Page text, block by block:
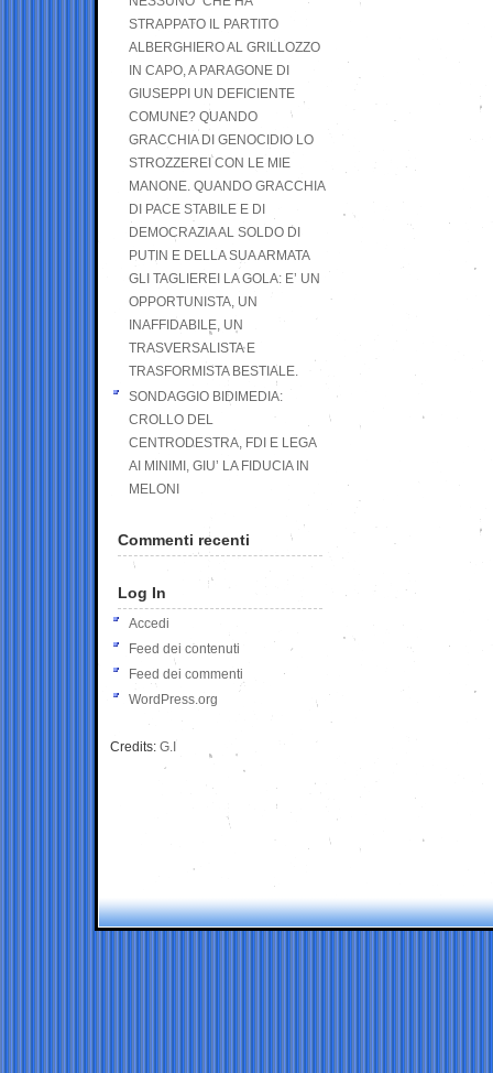
STRAPPATO IL PARTITO
ALBERGHIERO AL GRILLOZZO
IN CAPO, A PARAGONE DI
GIUSEPPI UN DEFICIENTE
COMUNE? QUANDO
GRACCHIA DI GENOCIDIO LO
STROZZEREI CON LE MIE
MANONE. QUANDO GRACCHIA
DI PACE STABILE E DI
DEMOCRAZIA AL SOLDO DI
PUTIN E DELLA SUA ARMATA
GLI TAGLIEREI LA GOLA: E’ UN
OPPORTUNISTA, UN
INAFFIDABILE, UN
TRASVERSALISTA E
TRASFORMISTA BESTIALE.
SONDAGGIO BIDIMEDIA:
CROLLO DEL
CENTRODESTRA, FDI E LEGA
AI MINIMI, GIU’ LA FIDUCIA IN
MELONI
Commenti recenti
Log In
Accedi
Feed dei contenuti
Feed dei commenti
WordPress.org
Credits: G.I